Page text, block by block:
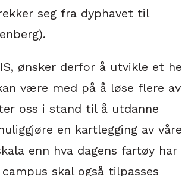
seg fra dyphavet til
ønsker derfor å utvikle et
være med på å løse flere av
oss i stand til å utdanne
en kartlegging av våre
enn hva dagens fartøy har
skal også tilpasses